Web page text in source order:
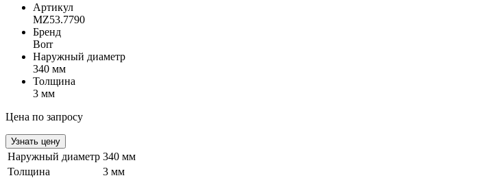
Артикул
MZ53.7790
Бренд
Borr
Наружный диаметр
340 мм
Толщина
3 мм
Цена по запросу
Узнать цену
Наружный диаметр 340 мм
Толщина
3 мм